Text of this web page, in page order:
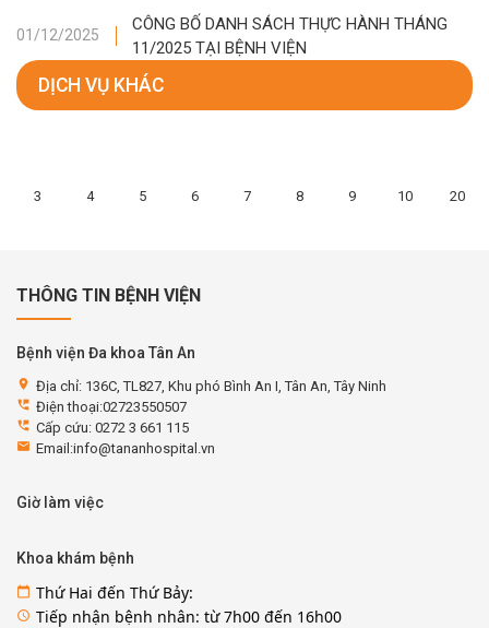
01/12/2025
CÔNG BỐ DANH SÁCH THỰC HÀNH THÁNG
11/2025 TẠI BỆNH VIỆN
DỊCH VỤ KHÁC
3 4 5 6 7 8 9 10 20
THÔNG TIN BỆNH VIỆN
Bệnh viện Đa khoa Tân An
location_on Địa chỉ: 136C, TL827, Khu phó Bình An I, Tân An, Tây Ninh
perm_phone_msg Điện thoại:02723550507
perm_phone_msg Cấp cứu: 0272 3 661 115
email Email:info@tananhospital.vn
Giờ làm việc
Khoa khám bệnh
calendar_today Thứ Hai đến Thứ Bảy:
access_time Tiếp nhận bệnh nhân: từ 7h00 đến 16h00